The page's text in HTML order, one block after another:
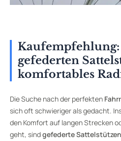
Kaufempfehlung:
gefederten
komfortables
Die Suche nach der perfekten
sich oft schwieriger als gedacht.
den Komfort auf langen Strecken
geht, sindgefederte Sattelstützen